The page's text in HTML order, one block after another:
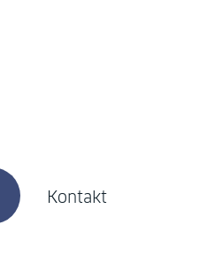
Kontakt